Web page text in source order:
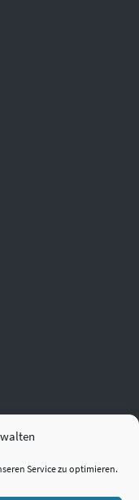
Service zu optimieren.